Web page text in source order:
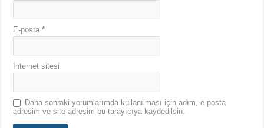
E-posta*
İnternet sitesi
Daha sonraki yorumlarımda kullanılması için adım, e-posta
adresim ve site adresim bu tarayıcıya kaydedilsin.